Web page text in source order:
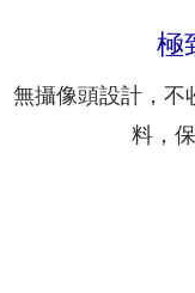
極
無攝像頭設計，不
料，